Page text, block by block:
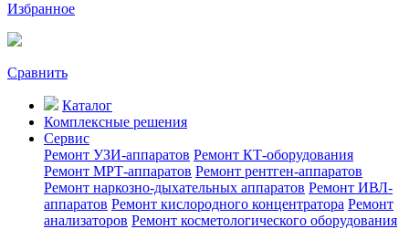
Избранное
Сравнить
Каталог
Комплексные решения
Сервис
Ремонт УЗИ-аппаратов Ремонт КТ-оборудования
Ремонт МРТ-аппаратов Ремонт рентген-аппаратов
Ремонт наркозно-дыхательных аппаратов Ремонт ИВЛ-
аппаратов Ремонт кислородного концентратора Ремонт
анализаторов Ремонт косметологического оборудования